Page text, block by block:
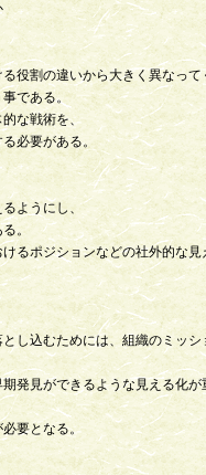
役割の違いから大きく異なって
である。
な戦術を、
必要がある。
ようにし、
。
るポジションなどの社外的な見
し込むためには、組織のミッシ
発見ができるような見える化が
要となる。